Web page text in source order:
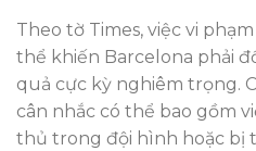
Theo tờ Times, việc vi
thể khiến Barcelona phải
quả cực kỳ nghiêm trọng.
cân nhắc có thể bao gồm
thủ trong đội hình hoặc bị